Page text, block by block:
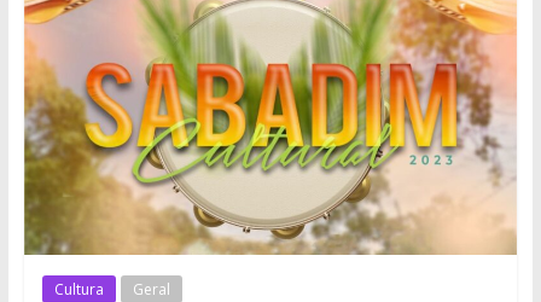
e
Região
Cultura Geral